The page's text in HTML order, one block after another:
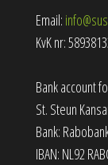
Email:
KvK nr:
Bank account
St. Steun
Bank:
IBAN: NL92